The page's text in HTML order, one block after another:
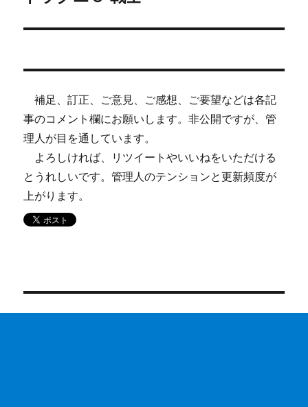
ー
ン
投
補足、訂正、ご意見、ご感想、ご要望などは各記
事のコメント欄にお願いします。非公開ですが、管
理人が目を通しています。
よろしければ、リツイートやいいねをいただける
とうれしいです。管理人のテンションと更新頻度が
上がります。